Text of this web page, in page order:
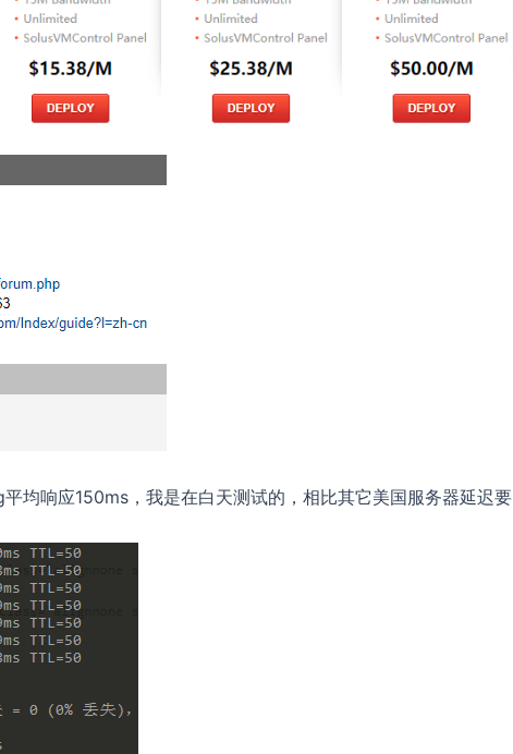
均响应150ms，我是在白天测试的，相比其它美国服务器延迟要